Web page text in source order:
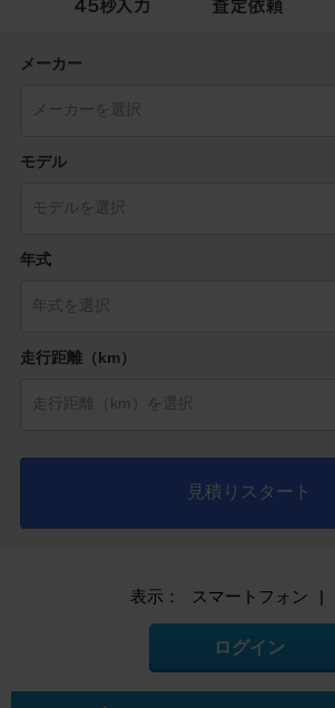
メーカー
モデル
年式
走行距離（km）
見積りスタート
表示： スマートフォン |
ログイン